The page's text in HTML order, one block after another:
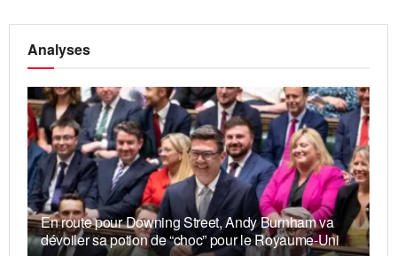
Analyses
En route pour Downing Street, Andy Burnham va
dévoiler sa potion de “choc” pour le Royaume-Uni